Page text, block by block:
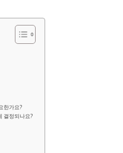
한가요?
결정되나요?